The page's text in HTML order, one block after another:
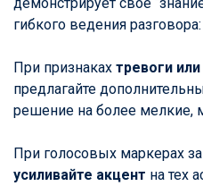
гибкого ведения разговора:
При признаках тревоги
предлагайте
решение на более мелкие,
При голосовых маркерах
усиливайте акцент на тех